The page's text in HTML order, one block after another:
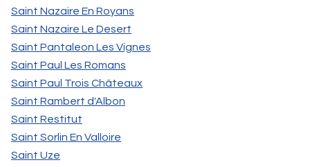
Saint Nazaire En Royans
Saint Nazaire Le Desert
Saint Pantaleon Les Vignes
Saint Paul Les Romans
Saint Paul Trois Châteaux
Saint Rambert d'Albon
Saint Restitut
Saint Sorlin En Valloire
Saint Uze